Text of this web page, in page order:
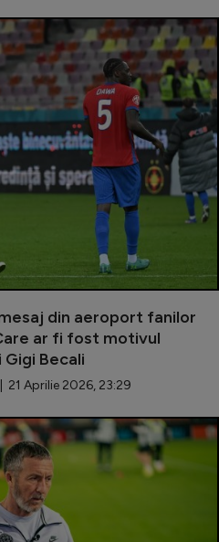
din aeroport fanilor
ar fi fost motivul
Becali
Aprilie 2026, 23:29